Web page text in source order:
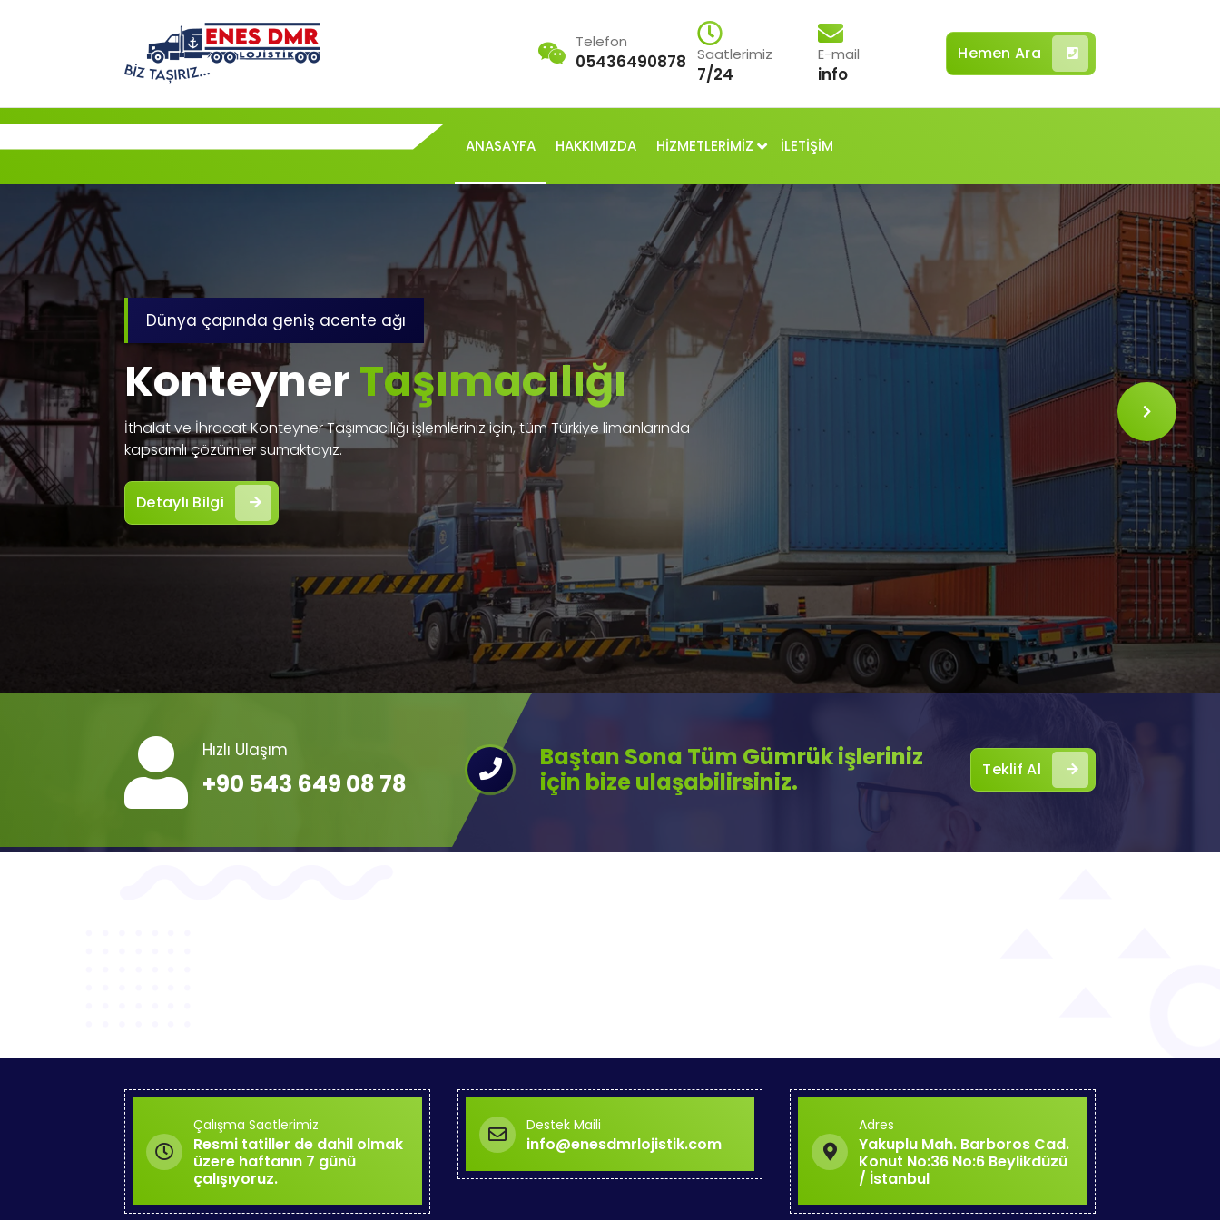
Telefon
05436490878 Saatlerimiz
7/24
E-mail
info
Hemen Ara
ANASAYFA HAKKIMIZDA HİZMETLERİMİZ İLETİŞİM
Dünya çapında geniş acente ağı
KonteynerTaşımacılığı
İthalat ve İhracat Konteyner Taşımacılığı işlemleriniz için, tüm Türkiye limanlarında
kapsamlı çözümler sumaktayız.
Detaylı Bilgi
Hızlı Ulaşım
+90 543 649 08 78
Baştan Sona Tüm Gümrük işleriniz
için bize ulaşabilirsiniz.
Teklif Al
Çalışma Saatlerimiz
Resmi tatiller de dahil olmak
üzere haftanın 7 günü
çalışıyoruz.
Destek Maili
info@enesdmrlojistik.com
Adres
Yakuplu Mah. Barboros Cad.
Konut No:36 No:6 Beylikdüzü
/ İstanbul